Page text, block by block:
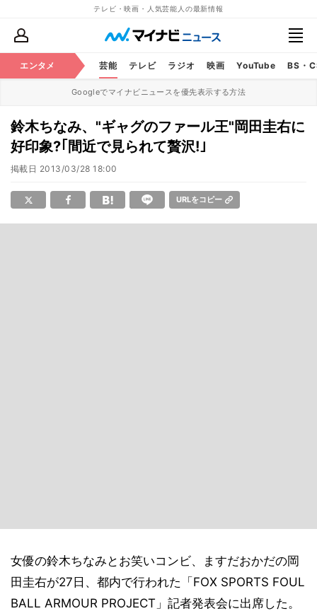
テレビ・映画・人気芸能人の最新情報
エンタメ 芸能 テレビ ラジオ 映画 YouTube BS・
Googleでマイナビニュースを優先表示する方法
鈴木ちなみ、"ギャグのファール王"岡田圭右に
好印象?｢間近で見られて贅沢!｣
掲載日 2013/03/28 18:00
URLをコピー
女優の鈴木ちなみとお笑いコンビ、ますだおかだの岡
田圭右が27日、都内で行われた「FOX SPORTS FOUL
BALL ARMOUR PROJECT」記者発表会に出席した。